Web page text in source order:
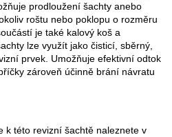
prodloužení šachty anebo
roštu nebo poklopu o rozměru
je také kalový koš a
lze využít jako čisticí, sběrný,
prvek. Umožňuje efektivní odtok
zároveň účinně brání návratu
k této revizní šachtě naleznete v